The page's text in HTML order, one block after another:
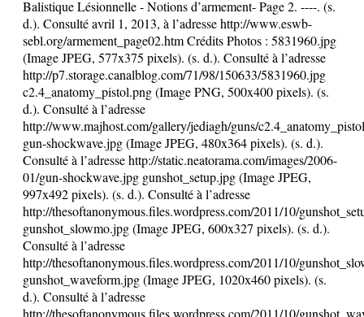
Balistique Lésionnelle - Notions d’armement- Page 2. ----. (s.
d.). Consulté avril 1, 2013, à l’adresse http://www.eswb-
sebl.org/armement_page02.htm Crédits Photos : 5831960.jpg
(Image JPEG, 577x375 pixels). (s. d.). Consulté à l’adresse
http://p7.storage.canalblog.com/71/98/150633/5831960.jpg
c2.4_anatomy_pistol.png (Image PNG, 500x400 pixels). (s.
d.). Consulté à l’adresse
http://www.majhost.com/gallery/jediagh/guns/
gun-shockwave.jpg (Image JPEG, 480x364 pixels). (s. d.).
Consulté à l’adresse http://static.neatorama.com/images/2006-
01/gun-shockwave.jpg gunshot_setup.jpg (Image JPEG,
997x492 pixels). (s. d.). Consulté à l’adresse
http://thesoftanonymous.files.wordpress.com/2011/10/
gunshot_slowmo.jpg (Image JPEG, 600x327 pixels). (s. d.).
Consulté à l’adresse
http://thesoftanonymous.files.wordpress.com/2011/10/
gunshot_waveform.jpg (Image JPEG, 1020x460 pixels). (s.
d.). Consulté à l’adresse
http://thesoftanonymous.files.wordpress.com/2011/10/